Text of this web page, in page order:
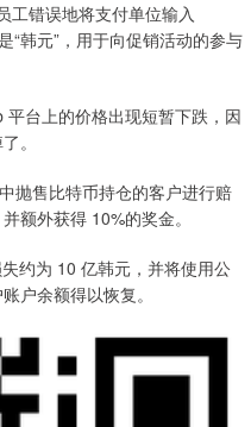
错误地将支付单位输入
“韩元”，用于向促销活动的参与
台上的价格出现短暂下跌，因
。
售比特币持仓的客户进行赔
额外获得 10%的奖金。
约为 10 亿韩元，并将使用公
户余额得以恢复。